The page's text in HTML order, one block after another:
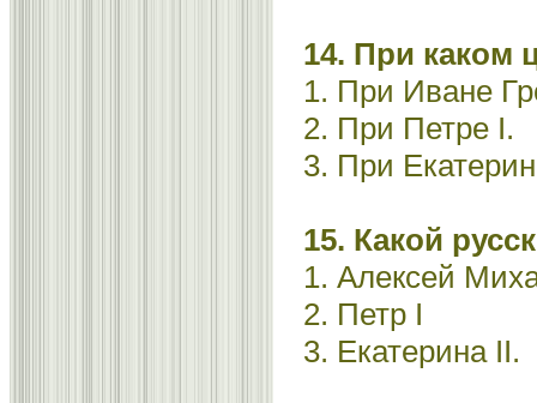
14. При каком
1. При Иване
2. При Петре I.
3. При
15. Какой
1. Алексей
2. Петр I
3. Екатерина II.